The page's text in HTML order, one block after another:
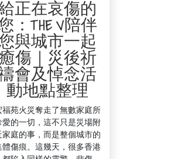
正在哀傷的
：THE V陪伴
與城市一起
傷｜災後祈
會及悼念活
動地點整理
福苑火災奪走了無數家庭所
愛的一切，這不只是災場附
家庭的事，而是整個城市的
體傷痕。這幾天，很多香港